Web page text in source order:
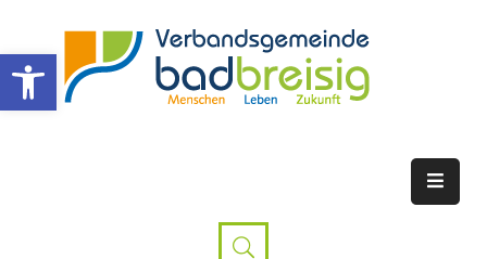
Werkzeugleiste öffnen